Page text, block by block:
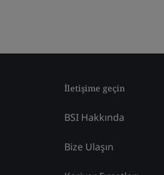
İletişime geçin
BSI Hakkında
Bize Ulaşın